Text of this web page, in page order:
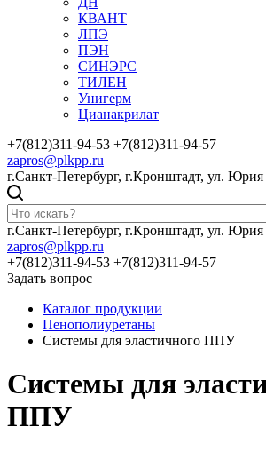
КВАНТ
ЛПЭ
ПЭН
СИНЭРС
ТИЛЕН
Унигерм
Цианакрилат
+7(812)311-94-53 +7(812)311-94-57
zapros@plkpp.ru
г.Санкт-Петербург, г.Кронштадт, ул.
г.Санкт-Петербург, г.Кронштадт, ул.
zapros@plkpp.ru
+7(812)311-94-53 +7(812)311-94-57
Задать вопрос
Каталог продукции
Пенополиуретаны
Системы для эластичного ППУ
Системы для
ППУ